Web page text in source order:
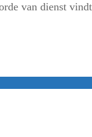
van dienst